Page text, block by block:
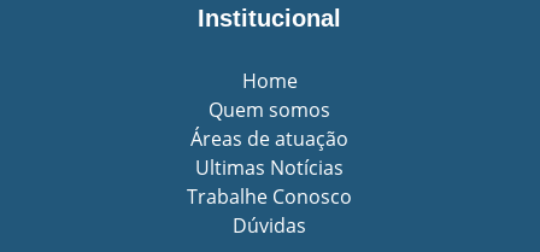
Institucional
Home
Quem somos
Áreas de atuação
Ultimas Notícias
Trabalhe Conosco
Dúvidas